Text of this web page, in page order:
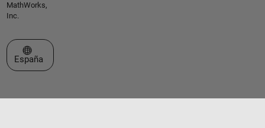
MathWorks,
Inc.
Seleccione un país/idioma
España